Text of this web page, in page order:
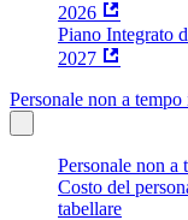
2026
Piano Integrato
2027
Personale non a
Personale non a
Costo del
tabellare